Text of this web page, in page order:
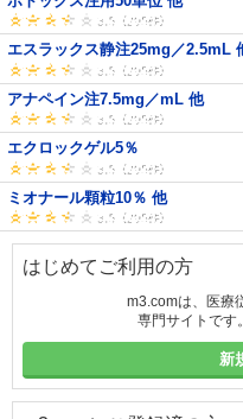
エスラックス静注25mg／2.5mL
アナペイン注7.5mg／mL 他
エクロックゲル5％
ミオナール顆粒10％ 他
はじめてご利用の方
m3.comは、医療
専門サイトです
新